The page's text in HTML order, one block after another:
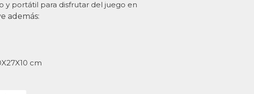
y portátil para disfrutar del juego en
además:
cm